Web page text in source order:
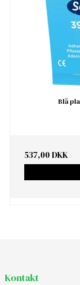
Blå
537,00 DKK
Kontakt